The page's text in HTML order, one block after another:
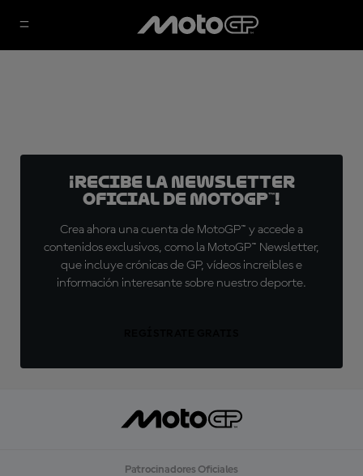
¡Recibe la Newsletter
oficial de MotoGP™!
Crea ahora una cuenta de MotoGP™ y accede a
contenidos exclusivos, como la MotoGP™ Newsletter,
que incluye crónicas de GP, vídeos increíbles e
información interesante sobre nuestro deporte.
Patrocinadores Oficiales